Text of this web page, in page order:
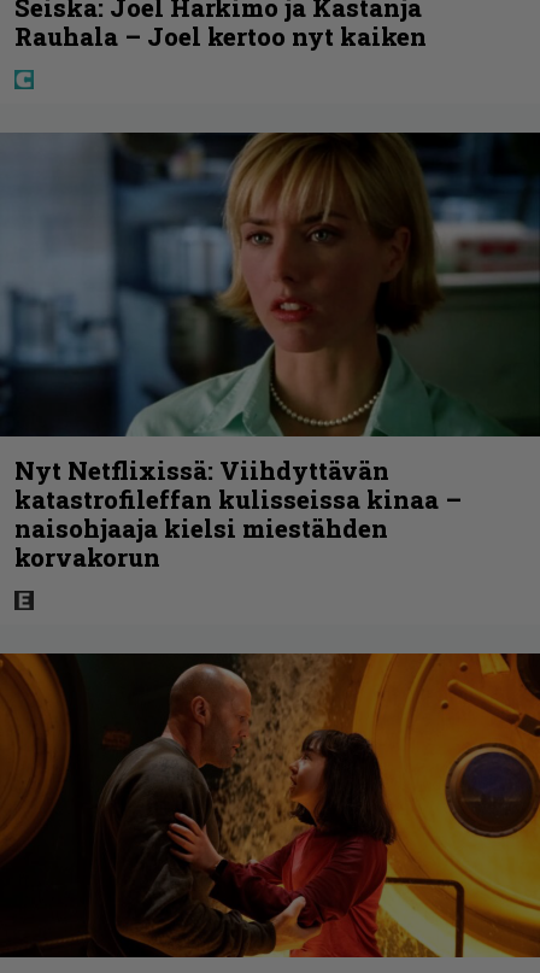
Seiska: Joel Harkimo ja Kastanja
Rauhala – Joel kertoo nyt kaiken
Nyt Netflixissä: Viihdyttävän
katastrofileffan kulisseissa kinaa –
naisohjaaja kielsi miestähden
korvakorun